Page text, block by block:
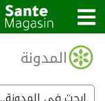
المدونة